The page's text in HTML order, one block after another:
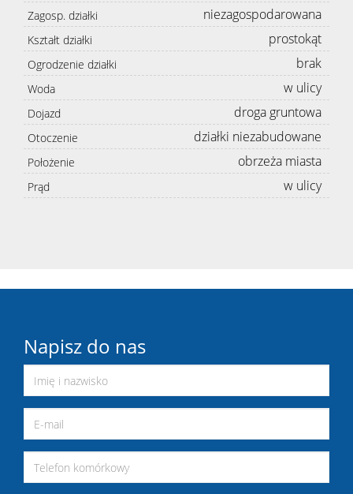
Zagosp. działki niezagospodarowana
Kształt działki prostokąt
Ogrodzenie działki brak
Woda w ulicy
Dojazd droga gruntowa
Otoczenie działki niezabudowane
Położenie obrzeża miasta
Prąd w ulicy
Napisz do nas